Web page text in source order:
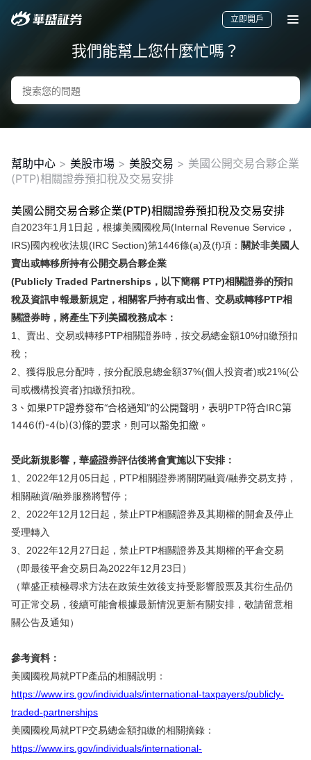
要聞
快訊
美股
港股
新股
華盛APls
低時延極速交易系統
概述
AM 資產管理服務
ECM 股權資本市場服務
FICC 固定收益、外匯和大宗商品服務
WM 財富管理服務
關於我們
媒體報導
立即開戶
我們能幫上您什麼忙嗎？
幫助中心 > 美股市場 > 美股交易 > 美國公開交易合夥企業
(PTP)相關證券預扣稅及交易安排
美國公開交易合夥企業(PTP)相關證券預扣稅及交易安排
自2023年1月1日起，根據美國國稅局(Internal Revenue Service，
IRS)國內稅收法規(IRC Section)第1446條(a)及(f)項： 關於非美國人
賣出或轉移所持有公開交易合夥企業
(Publicly Traded Partnerships，以下簡稱 PTP)相關證券的預扣
稅及資訊申報最新規定，相關客戶持有或出售、交易或轉移PTP相
關證券時，將產生下列美國稅務成本：
1、賣出、交易或轉移PTP相關證券時，按交易總金額10%扣繳預扣
稅；
2、獲得股息分配時，按分配股息總金額37%(個人投資者)或21%(公
司或機構投資者)扣繳預扣稅。
3、如果PTP證券發布“合格通知”的公開聲明，表明PTP符合IRC第
1446(f)-4(b)(3)條的要求，則可以豁免扣繳。
受此新規影響，華盛證券評估後將會實施以下安排：
1、2022年12月05日起，PTP相關證券將關閉融資/融券交易支持，
相關融資/融券服務將暫停；
2、2022年12月12日起，禁止PTP相關證券及其期權的開倉及停止
受理轉入
3、2022年12月27日起，禁止PTP相關證券及其期權的平倉交易
（即最後平倉交易日為2022年12月23日）
（華盛正積極尋求方法在政策生效後支持受影響股票及其衍生品仍
可正常交易，後續可能會根據最新情況更新有關安排，敬請留意相
關公告及通知）
參考資料：
美國國稅局就PTP產品的相關說明：
https://www.irs.gov/individuals/international-taxpayers/publicly-
traded-partnerships
美國國稅局就PTP交易總金額扣繳的相關摘錄：
https://www.irs.gov/individuals/international-